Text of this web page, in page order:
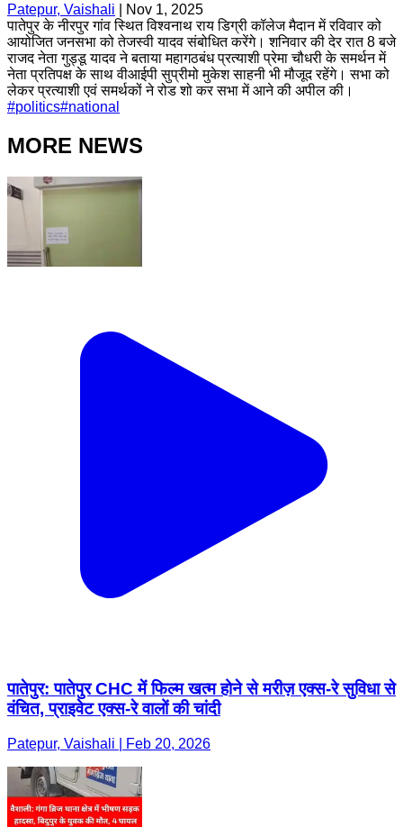
Patepur, Vaishali
Nov 1, 2025
पातेपुर के नीरपुर गांव स्थित विश्वनाथ राय डिग्री कॉलेज मैदान में रविवार को
आयोजित जनसभा को तेजस्वी यादव संबोधित करेंगे। शनिवार की देर रात 8 बजे
राजद नेता गुड्डू यादव ने बताया महागठबंध प्रत्याशी प्रेमा चौधरी के समर्थन में
नेता प्रतिपक्ष के साथ वीआईपी सुप्रीमो मुकेश साहनी भी मौजूद रहेंगे। सभा को
लेकर प्रत्याशी एवं समर्थकों ने रोड शो कर सभा में आने की अपील की।
#politics#national
MORE NEWS
पातेपुर: पातेपुर CHC में फिल्म खत्म होने से मरीज़ एक्स-रे सुविधा से
वंचित, प्राइवेट एक्स-रे वालों की चांदी
Patepur, Vaishali | Feb 20, 2026